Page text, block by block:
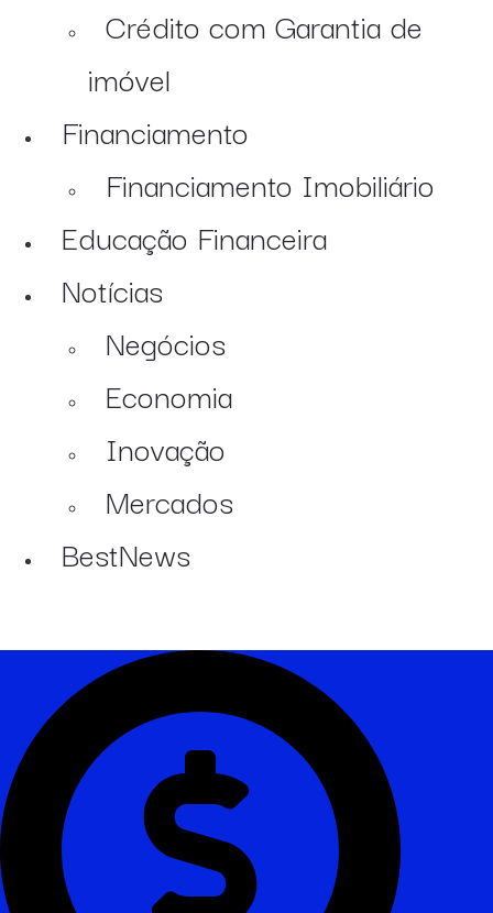
Crédito com Garantia de
imóvel
Financiamento
Financiamento Imobiliário
Educação Financeira
Notícias
Negócios
Economia
Inovação
Mercados
BestNews